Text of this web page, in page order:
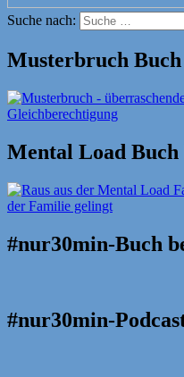
Suche nach:
Musterbruch Buch
Mental Load Buch
#nur30min-Buch
#nur30min-